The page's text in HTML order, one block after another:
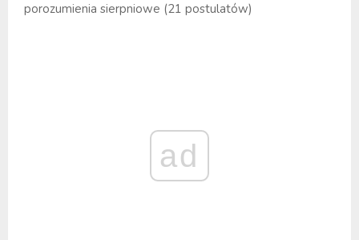
porozumienia sierpniowe (21 postulatów)
ad